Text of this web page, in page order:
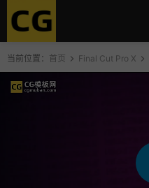
当前位置： 首页 Final Cut Pro X